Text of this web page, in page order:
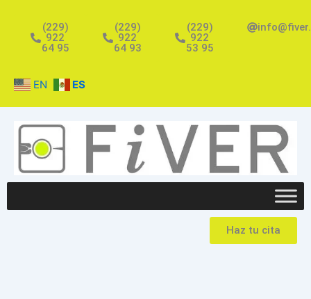
contenido
(229)
922
64 95
(229)
922
64 93
(229)
922
53 95
EN ES
Haz tu cita